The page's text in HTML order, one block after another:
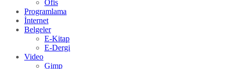
Ofis
Programlama
İnternet
Belgeler
E-Kitap
E-Dergi
Video
Gimp